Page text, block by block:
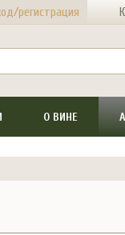
регистрация
О ВИНЕ